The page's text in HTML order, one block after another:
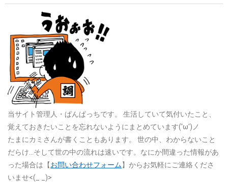
当サイト管理人・ぱんぱっちです。
生活していて気付いたこと、
覚えておきたいことを忘れないようにまとめています('ω')ノ
たまにカミさんが書くこともあります。
世の中、わからないこと
だらけ…そして世の中の流れは速いです。なにか間違った情報があ
った場合は【お問い合わせフォーム】からお気軽にご連絡くださ
いませ<(_ _)>